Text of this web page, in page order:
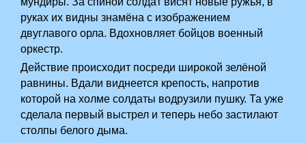
руках их видны знамёна с изображением
двуглавого орла. Вдохновляет бойцов военный
оркестр.
Действие происходит посреди широкой зелёной
равнины. Вдали виднеется крепость, напротив
которой на холме солдаты водрузили пушку. Та уже
сделала первый выстрел и теперь небо застилают
столпы белого дыма.